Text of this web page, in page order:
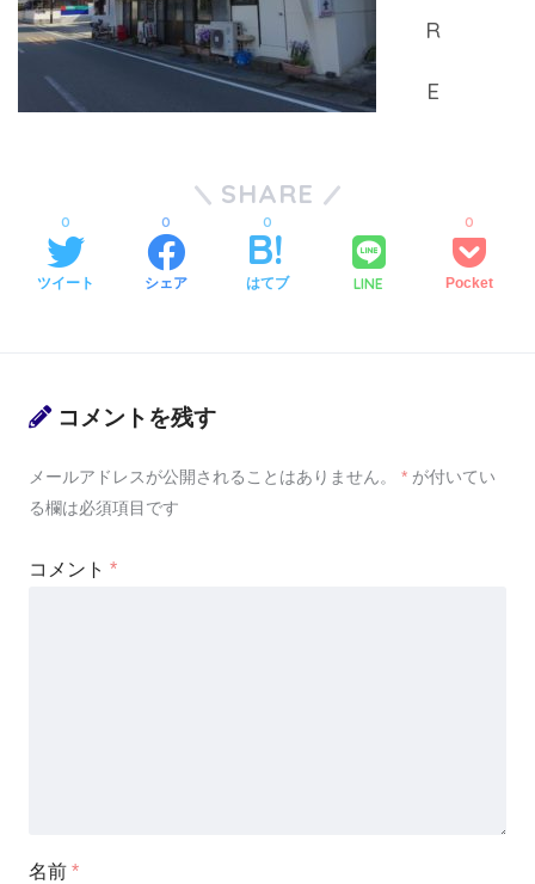
SHARE
ツイート
0
シェア
0
はてブ
0
LINE Pocket
0
コメントを残す
メールアドレスが公開されることはありません。 * が付いてい
る欄は必須項目です
コメント *
名前 *